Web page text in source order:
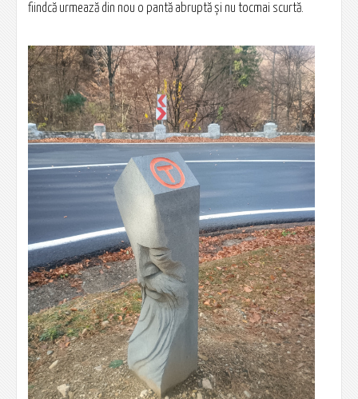
fiindcă urmează din nou o pantă abruptă și nu tocmai scurtă.